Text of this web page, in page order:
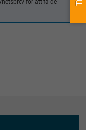
för att få de